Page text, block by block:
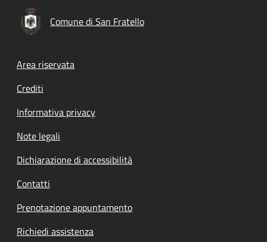
Comune di San Fratello
Footer menu
Area riservata
Crediti
Informativa privacy
Note legali
Dichiarazione di accessibilità
Contatti
Prenotazione appuntamento
Richiedi assistenza